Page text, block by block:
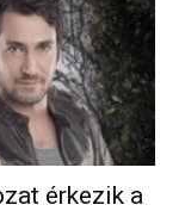
érkezik a